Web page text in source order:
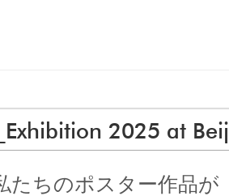
2025 at
たちのポスター作品が